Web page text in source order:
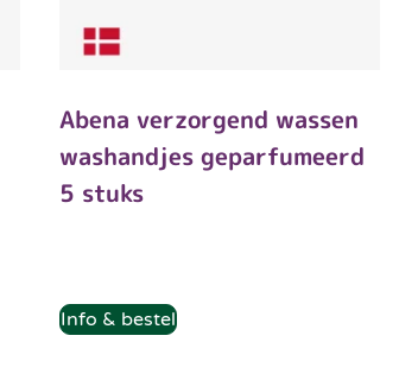
Abena verzorgend wassen
washandjes geparfumeerd
5 stuks
Info & bestel